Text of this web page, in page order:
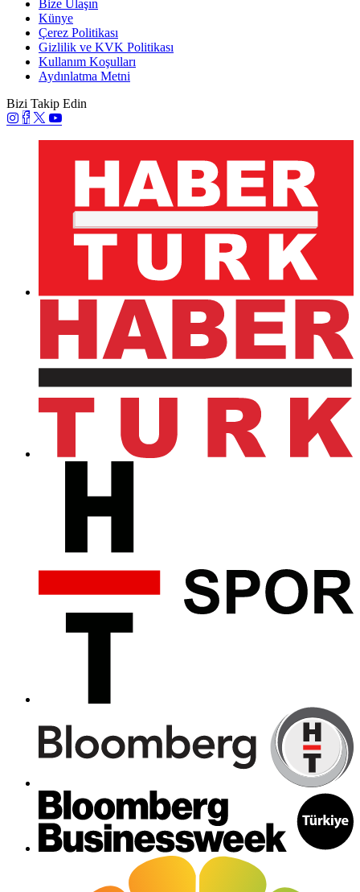
Bize Ulaşın
Künye
Çerez Politikası
Gizlilik ve KVK Politikası
Kullanım Koşulları
Aydınlatma Metni
Bizi Takip Edin